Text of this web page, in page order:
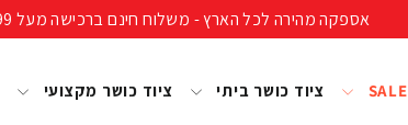
אספקה מהירה לכל הארץ - משלוח חינם ברכישה מעל 399 ₪ (לא כולל נפחים ומשקלים חריגים) - אחריות יבואן רשמי, מעל 40 שנות ניסיון!
SALE ציוד כושר ביתי ציוד כושר מקצועי